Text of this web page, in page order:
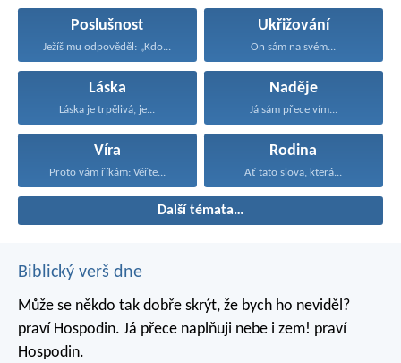
Poslušnost
Ježíš mu odpověděl: „Kdo...
Ukřižování
On sám na svém...
Láska
Láska je trpělivá, je...
Naděje
Já sám přece vím...
Víra
Proto vám říkám: Věřte...
Rodina
Ať tato slova, která...
Další témata…
Biblický verš dne
Může se někdo tak dobře skrýt, že bych ho neviděl?
praví Hospodin. Já přece naplňuji nebe i zem! praví
Hospodin.